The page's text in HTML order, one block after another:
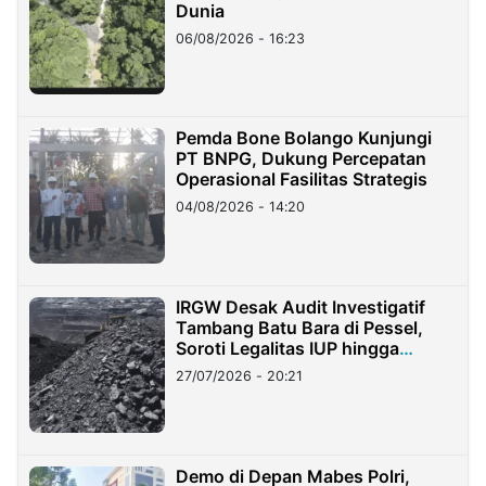
Dunia
06/08/2026 - 16:23
Pemda Bone Bolango Kunjungi
PT BNPG, Dukung Percepatan
Operasional Fasilitas Strategis
04/08/2026 - 14:20
IRGW Desak Audit Investigatif
Tambang Batu Bara di Pessel,
Soroti Legalitas IUP hingga
Stockpile
27/07/2026 - 20:21
Demo di Depan Mabes Polri,